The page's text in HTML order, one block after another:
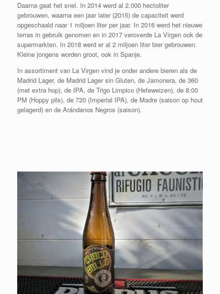
Daarna gaat het snel. In 2014 werd al 2.000 hectoliter
gebrouwen, waarna een jaar later (2015) de capaciteit werd
opgeschaald naar 1 miljoen liter per jaar. In 2016 werd het nieuwe
terras in gebruik genomen en in 2017 veroverde La Virgen ook de
supermarkten. In 2018 werd er al 2 miljoen liter bier gebrouwen.
Kleine jongens worden groot, ook in Spanje.
In assortiment van La Virgen vind je onder andere bieren als de
Madrid Lager, de Madrid Lager sin Gluten, de Jamonera, de 360
(met extra hop), de IPA, de Trigo Limpico (Hefeweizen), de 8:00
PM (Hoppy pils), de 720 (Imperial IPA), de Madre (saison op hout
gelagerd) en de Arándanos Negros (saison).